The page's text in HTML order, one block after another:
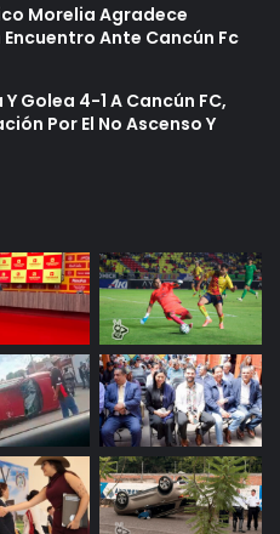
Morelia Agradece
Encuentro Ante Cancún Fc
Golea 4-1 A Cancún FC,
Por El No Ascenso Y